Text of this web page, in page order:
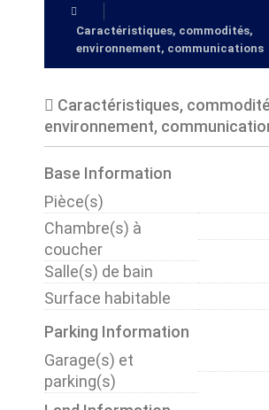
Caractéristiques, commodités,
environnement, communications
Caractéristiques,
environnement,
Base Information
Pièce(s)
Chambre(s) à
coucher
Salle(s) de bain
Surface habitable
Parking Information
Garage(s) et
parking(s)